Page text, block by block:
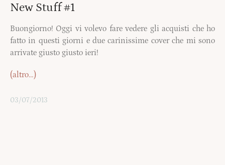
New Stuff #1
Buongiorno! Oggi vi volevo fare vedere gli acquisti che ho
fatto in questi giorni e due carinissime cover che mi sono
arrivate giusto giusto ieri!
(altro…)
03/07/2013